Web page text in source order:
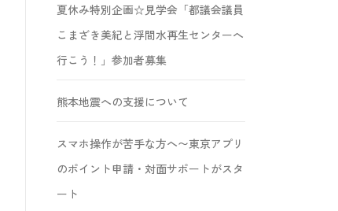
夏休み特別企画☆見学会「都議会議員
こまざき美紀と浮間水再生センターへ
行こう！」参加者募集
熊本地震への支援について
スマホ操作が苦手な方へ〜東京アプリ
のポイント申請・対面サポートがスタ
ート